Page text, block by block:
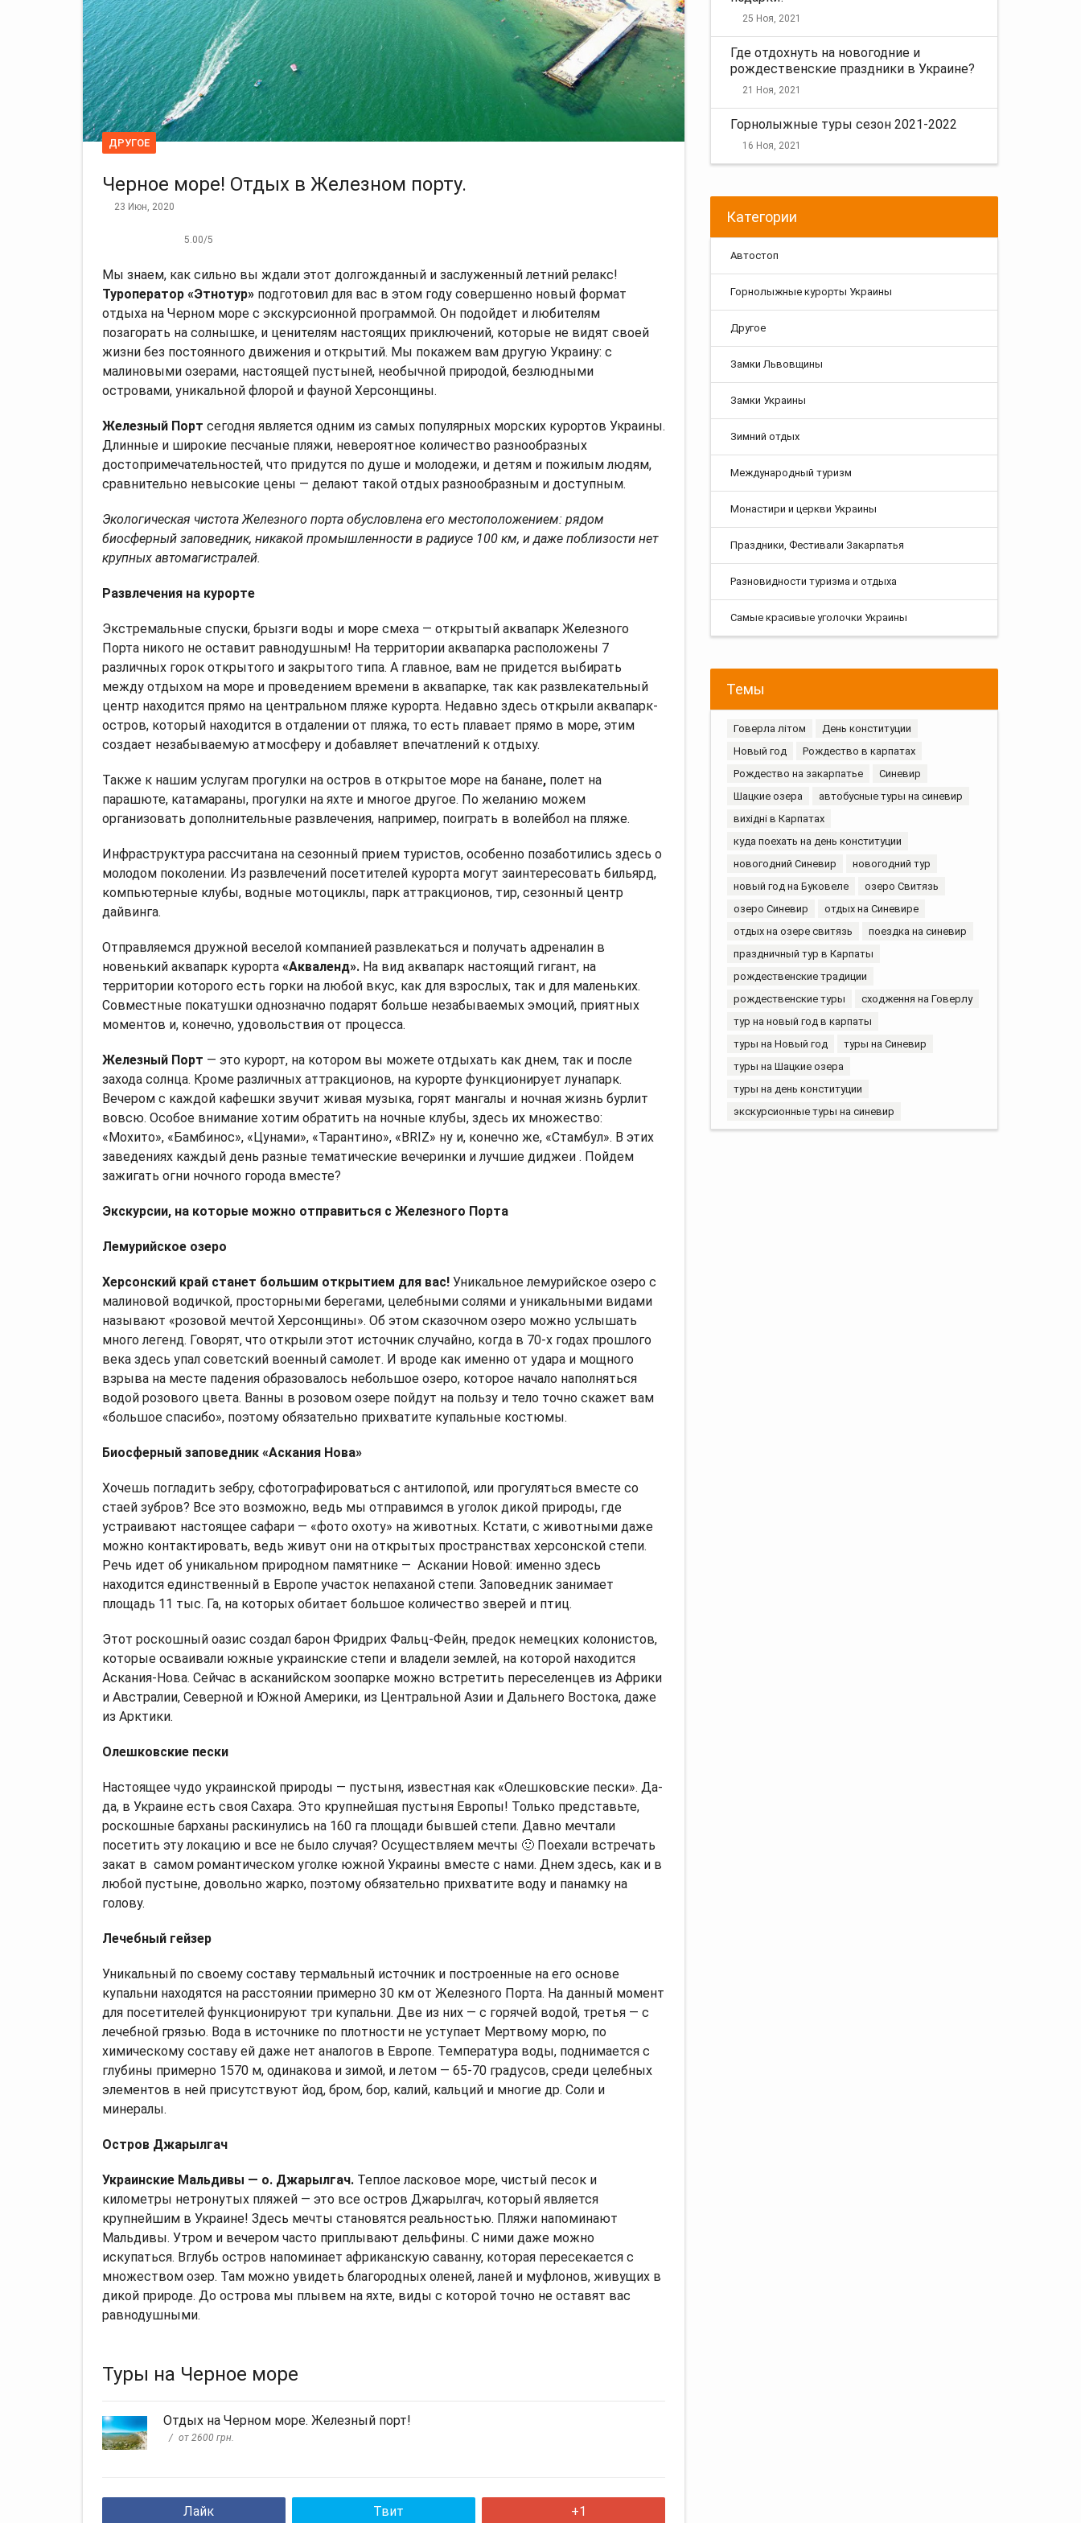
ДРУГОЕ
Черное море! Отдых в Железном порту.
23 Июн, 2020
5.00/5
Мы знаем, как сильно вы ждали этот долгожданный и заслуженный летний релакс!
Туроператор «Этнотур» подготовил для вас в этом году совершенно новый формат
отдыха на Черном море с экскурсионной программой. Он подойдет и любителям
позагорать на солнышке, и ценителям настоящих приключений, которые не видят своей
жизни без постоянного движения и открытий. Мы покажем вам другую Украину: с
малиновыми озерами, настоящей пустыней, необычной природой, безлюдными
островами, уникальной флорой и фауной Херсонщины.
Железный Порт сегодня является одним из самых популярных морских курортов Украины.
Длинные и широкие песчаные пляжи, невероятное количество разнообразных
достопримечательностей, что придутся по душе и молодежи, и детям и пожилым людям,
сравнительно невысокие цены — делают такой отдых разнообразным и доступным.
Экологическая чистота Железного порта обусловлена его местоположением: рядом
биосферный заповедник, никакой промышленности в радиусе 100 км, и даже поблизости нет
крупных автомагистралей.
Развлечения на курорте
Экстремальные спуски, брызги воды и море смеха — открытый аквапарк Железного
Порта никого не оставит равнодушным! На территории аквапарка расположены 7
различных горок открытого и закрытого типа. А главное, вам не придется выбирать
между отдыхом на море и проведением времени в аквапарке, так как развлекательный
центр находится прямо на центральном пляже курорта. Недавно здесь открыли аквапарк-
остров, который находится в отдалении от пляжа, то есть плавает прямо в море, этим
создает незабываемую атмосферу и добавляет впечатлений к отдыху.
Также к нашим услугам прогулки на остров в открытое море на банане, полет на
парашюте, катамараны, прогулки на яхте и многое другое. По желанию можем
организовать дополнительные развлечения, например, поиграть в волейбол на пляже.
Инфраструктура рассчитана на сезонный прием туристов, особенно позаботились здесь о
молодом поколении. Из развлечений посетителей курорта могут заинтересовать бильярд,
компьютерные клубы, водные мотоциклы, парк аттракционов, тир, сезонный центр
дайвинга.
Отправляемся дружной веселой компанией развлекаться и получать адреналин в
новенький аквапарк курорта «Акваленд». На вид аквапарк настоящий гигант, на
территории которого есть горки на любой вкус, как для взрослых, так и для маленьких.
Совместные покатушки однозначно подарят больше незабываемых эмоций, приятных
моментов и, конечно, удовольствия от процесса.
Железный Порт — это курорт, на котором вы можете отдыхать как днем, так и после
захода солнца. Кроме различных аттракционов, на курорте функционирует лунапарк.
Вечером с каждой кафешки звучит живая музыка, горят мангалы и ночная жизнь бурлит
вовсю. Особое внимание хотим обратить на ночные клубы, здесь их множество:
«Мохито», «Бамбинос», «Цунами», «Тарантино», «BRIZ» ну и, конечно же, «Стамбул». В этих
заведениях каждый день разные тематические вечеринки и лучшие диджеи . Пойдем
зажигать огни ночного города вместе?
Экскурсии, на которые можно отправиться с Железного Порта
Лемурийское озеро
Херсонский край станет большим открытием для вас! Уникальное лемурийское озеро с
малиновой водичкой, просторными берегами, целебными солями и уникальными видами
называют «розовой мечтой Херсонщины». Об этом сказочном озеро можно услышать
много легенд. Говорят, что открыли этот источник случайно, когда в 70-х годах прошлого
века здесь упал советский военный самолет. И вроде как именно от удара и мощного
взрыва на месте падения образовалось небольшое озеро, которое начало наполняться
водой розового цвета. Ванны в розовом озере пойдут на пользу и тело точно скажет вам
«большое спасибо», поэтому обязательно прихватите купальные костюмы.
Биосферный заповедник «Аскания Нова»
Хочешь погладить зебру, сфотографироваться с антилопой, или прогуляться вместе со
стаей зубров? Все это возможно, ведь мы отправимся в уголок дикой природы, где
устраивают настоящее сафари — «фото охоту» на животных. Кстати, с животными даже
можно контактировать, ведь живут они на открытых пространствах херсонской степи.
Речь идет об уникальном природном памятнике — Аскании Новой: именно здесь
находится единственный в Европе участок непаханой степи. Заповедник занимает
площадь 11 тыс. Га, на которых обитает большое количество зверей и птиц.
Этот роскошный оазис создал барон Фридрих Фальц-Фейн, предок немецких колонистов,
которые осваивали южные украинские степи и владели землей, на которой находится
Аскания-Нова. Сейчас в асканийском зоопарке можно встретить переселенцев из Африки
и Австралии, Северной и Южной Америки, из Центральной Азии и Дальнего Востока, даже
из Арктики.
Олешковские пески
Настоящее чудо украинской природы — пустыня, известная как «Олешковские пески». Да-
да, в Украине есть своя Сахара. Это крупнейшая пустыня Европы! Только представьте,
роскошные барханы раскинулись на 160 га площади бывшей степи. Давно мечтали
посетить эту локацию и все не было случая? Осуществляем мечты 🙂 Поехали встречать
закат в самом романтическом уголке южной Украины вместе с нами. Днем здесь, как и в
любой пустыне, довольно жарко, поэтому обязательно прихватите воду и панамку на
голову.
Лечебный гейзер
Уникальный по своему составу термальный источник и построенные на его основе
купальни находятся на расстоянии примерно 30 км от Железного Порта. На данный момент
для посетителей функционируют три купальни. Две из них — с горячей водой, третья — с
лечебной грязью. Вода в источнике по плотности не уступает Мертвому морю, по
химическому составу ей даже нет аналогов в Европе. Температура воды, поднимается с
глубины примерно 1570 м, одинакова и зимой, и летом — 65-70 градусов, среди целебных
элементов в ней присутствуют йод, бром, бор, калий, кальций и многие др. Соли и
минералы.
Остров Джарылгач
Украинские Мальдивы — о. Джарылгач. Теплое ласковое море, чистый песок и
километры нетронутых пляжей — это все остров Джарылгач, который является
крупнейшим в Украине! Здесь мечты становятся реальностью. Пляжи напоминают
Мальдивы. Утром и вечером часто приплывают дельфины. С ними даже можно
искупаться. Вглубь остров напоминает африканскую саванну, которая пересекается с
множеством озер. Там можно увидеть благородных оленей, ланей и муфлонов, живущих в
дикой природе. До острова мы плывем на яхте, виды с которой точно не оставят вас
равнодушными.
Туры на Черное море
Отдых на Черном море. Железный порт!
от 2600 грн.
Лайк Твит +1
25 Ноя, 2021
Где отдохнуть на новогодние и
рождественские праздники в Украине?
21 Ноя, 2021
Горнолыжные туры сезон 2021-2022
16 Ноя, 2021
Категории
Автостоп
Горнолыжные курорты Украины
Другое
Замки Львовщины
Замки Украины
Зимний отдых
Международный туризм
Монастири и церкви Украины
Праздники, Фестивали Закарпатья
Разновидности туризма и отдыха
Самые красивые уголочки Украины
Темы
Говерла літом
День конституции
Новый год
Рождество в карпатах
Рождество на закарпатье
Синевир
Шацкие озера
автобусные туры на синевир
вихідні в Карпатах
куда поехать на день конституции
новогодний Синевир
новогодний тур
новый год на Буковеле
озеро Свитязь
озеро Синевир
отдых на Синевире
отдых на озере свитязь
поездка на синевир
праздничный тур в Карпаты
рождественские традиции
рождественские туры
сходження на Говерлу
тур на новый год в карпаты
туры на Новый год
туры на Синевир
туры на Шацкие озера
туры на день конституции
экскурсионные туры на синевир